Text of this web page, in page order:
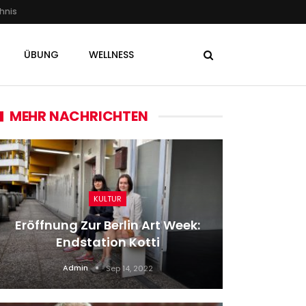
ÜBUNG WELLNESS
MEHR NACHRICHTEN
KULTUR
Eröffnung Zur Berlin Art Week:
Endstation Kotti
Admin Sep 14, 2022